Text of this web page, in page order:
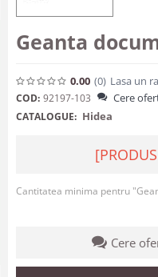
Geanta
0.00 (0) Lasa un
COD: 92197-103 Cere
CATALOGUE: Hidea
Cantitatea minima pentru
Cere